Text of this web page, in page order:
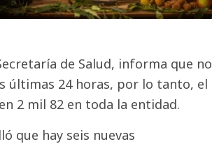
de Salud, informa que no
últimas 24 horas, por lo tanto, el
2 mil 82 en toda la entidad.
que hay seis nuevas